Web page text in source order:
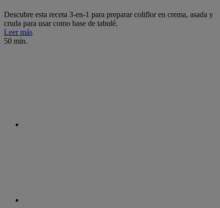
Descubre esta receta 3-en-1 para preparar coliflor en crema, asada y
cruda para usar como base de tabulé.
Leer más
50 min.